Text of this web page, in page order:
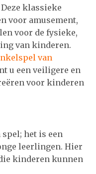
klassieke
voor amusement,
voor de fysieke,
van kinderen.
van
u een veiligere en
voor kinderen
het is een
leerlingen. Hier
kinderen kunnen